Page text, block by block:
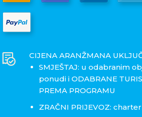
CIJENA ARANŽMANA
SMJEŠTAJ: u odabranim
ponudi i ODABRANE
PREMA PROGRAMU
ZRAČNI PRIJEVOZ: